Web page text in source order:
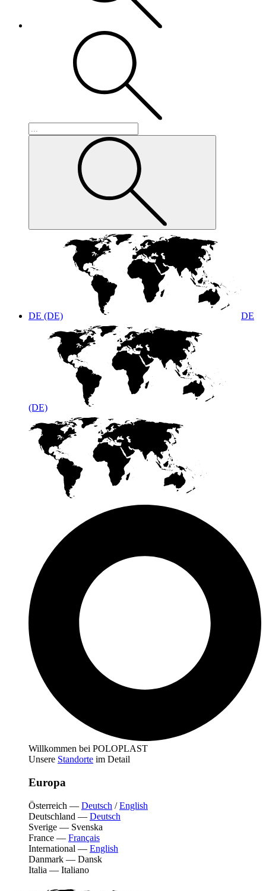
DE (DE) DE
(DE)
Willkommen bei POLOPLAST
Unsere Standorte im Detail
Europa
Österreich — Deutsch /English
Deutschland — Deutsch
Sverige — Svenska
France — Français
International — English
Danmark — Dansk
Italia — Italiano